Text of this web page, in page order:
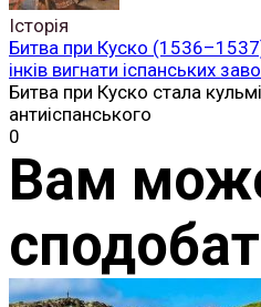
Історія
Походження та віровчення
Релігія друзів належить до